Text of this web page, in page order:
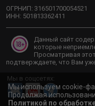
ОГРНИП: 316501700054521
ИНН: 501813362411
Данный сайт
которые
Просматривая
подтверждаете, что Вам
Мы в соцсетях:
Мы используем cookie-
Продолжая
Политикой по